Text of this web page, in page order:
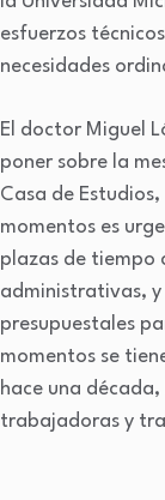
esfuerzos
necesidades
El doctor Miguel
poner sobre la
Casa de
momentos es
plazas de tiempo
administrativas, y
presupuestales
momentos se
hace una
trabajadoras y